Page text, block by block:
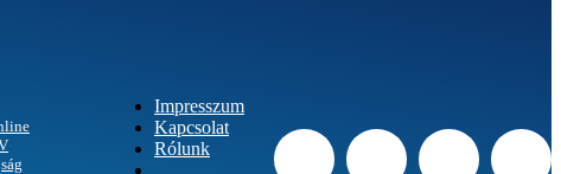
Impresszum
Kapcsolat
Rólunk